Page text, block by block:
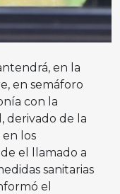
en la
en semáforo
con la
derivado de la
los
el llamado a
sanitarias
el